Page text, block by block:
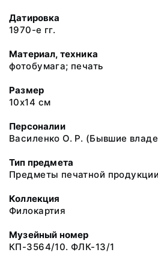
Датировка
1970-е гг.
Материал, техника
фотобумага; печать
Размер
10х14 см
Персоналии
Василенко О. Р. (Бывшие
Тип предмета
Предметы печатной продукции
Коллекция
Филокартия
Музейный номер
КП-3564/10. ФЛК-13/1